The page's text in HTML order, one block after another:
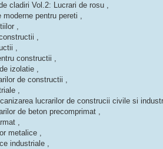
cladiri Vol.2: Lucrari de rosu ,
pentru pereti ,
,
,
,
constructii ,
izolatie ,
de constructii ,
,
lucrarilor de construcii civile si
de beton precomprimat ,
,
metalice ,
industriale ,